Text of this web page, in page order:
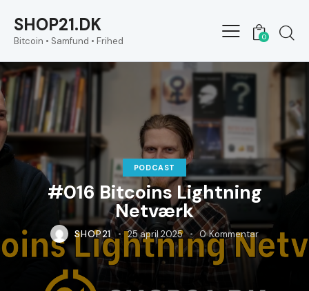
SHOP21.DK
Bitcoin • Samfund • Frihed 0
PODCAST
#016 Bitcoins Lightning
Netværk
SHOP21 25 april 2025 0 Kommentar